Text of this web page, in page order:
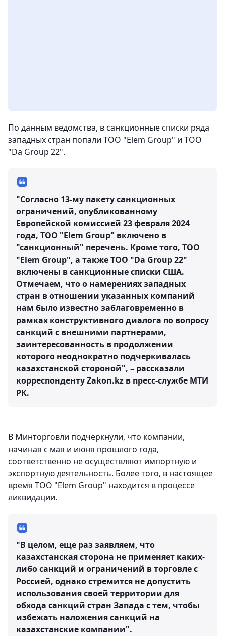
По данным ведомства, в санкционные списки ряда
западных стран попали ТОО "Elem Group" и ТОО
"Da Group 22".
"Согласно 13-му пакету санкционных
ограничений, опубликованному
Европейской комиссией 23 февраля 2024
года, ТОО "Elem Group" включено в
"санкционный" перечень. Кроме того, ТОО
"Elem Group", а также ТОО "Da Group 22"
включены в санкционные списки США.
Отмечаем, что о намерениях западных
стран в отношении указанных компаний
нам было известно заблаговременно в
рамках конструктивного диалога по вопросу
санкций с внешними партнерами,
заинтересованность в продолжении
которого неоднократно подчеркивалась
казахстанской стороной", – рассказали
корреспонденту Zakon.kz в пресс-службе МТИ
РК.
В Минторговли подчеркнули, что компании,
начиная с мая и июня прошлого года,
соответственно не осуществляют импортную и
экспортную деятельность. Более того, в настоящее
время ТОО "Elem Group" находится в процессе
ликвидации.
"В целом, еще раз заявляем, что
казахстанская сторона не применяет каких-
либо санкций и ограничений в торговле с
Россией, однако стремится не допустить
использования своей территории для
обхода санкций стран Запада с тем, чтобы
избежать наложения санкций на
казахстанские компании".